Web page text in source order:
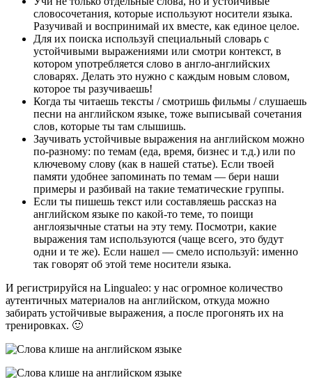
словосочетания, которые используют носители языка.
Разучивай и воспринимай их вместе, как единое целое.
Для их поиска используй специальный словарь с
устойчивыми выражениями или смотри контекст, в
котором употребляется слово в англо-английских
словарях. Делать это нужно с каждым новым словом,
которое ты разучиваешь!
Когда ты читаешь тексты / смотришь фильмы / слушаешь
песни на английском языке, тоже выписывай сочетания
слов, которые ты там слышишь.
Заучивать устойчивые выражения на английском можно
по-разному: по темам (еда, время, бизнес и т.д.) или по
ключевому слову (как в нашей статье). Если твоей
памяти удобнее запоминать по темам — бери наши
примеры и разбивай на такие тематические группы.
Если ты пишешь текст или составляешь рассказ на
английском языке по какой-то теме, то поищи
англоязычные статьи на эту тему. Посмотри, какие
выражения там используются (чаще всего, это будут
одни и те же). Если нашел — смело используй: именно
так говорят об этой теме носители языка.
И регистрируйся на Lingualeo: у нас огромное количество
аутентичных материалов на английском, откуда можно
забирать устойчивые выражения, а после прогонять их на
тренировках. 🙂